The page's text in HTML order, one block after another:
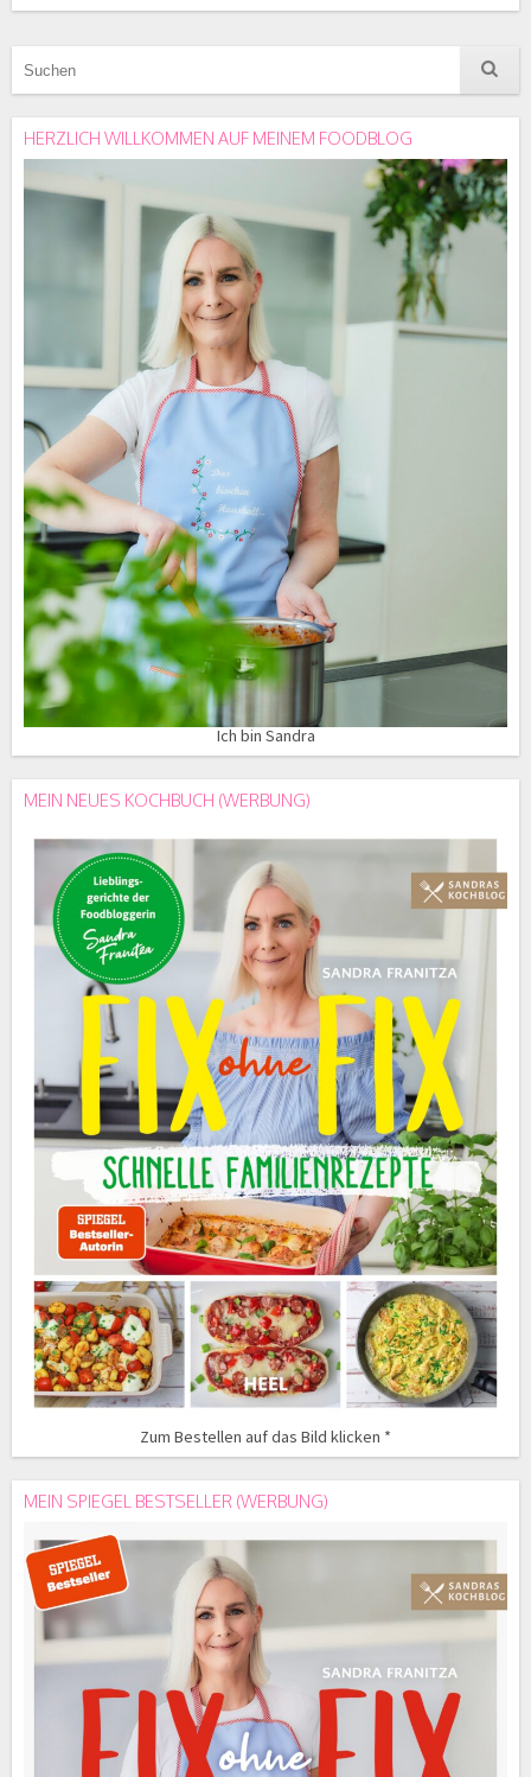
HERZLICH WILLKOMMEN AUF MEINEM FOODBLOG
Ich bin Sandra
MEIN NEUES KOCHBUCH (WERBUNG)
Zum Bestellen auf das Bild klicken *
MEIN SPIEGEL BESTSELLER (WERBUNG)